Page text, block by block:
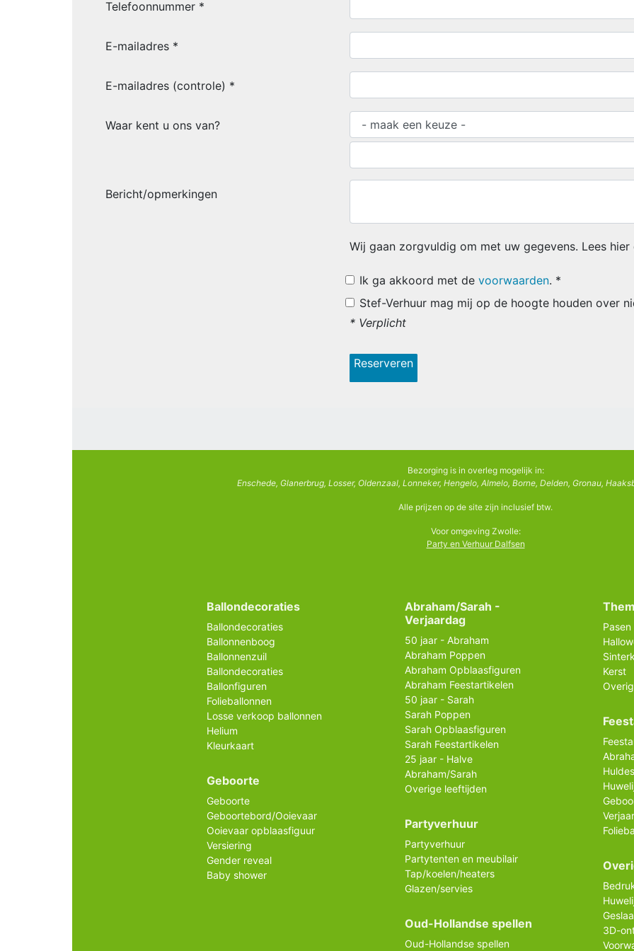
Telefoonnummer *
E-mailadres *
E-mailadres (controle) *
Waar kent u ons van?
Bericht/opmerkingen
Wij gaan zorgvuldig om met uw gegevens. Lees
Ik ga akkoord met de voorwaarden. *
Stef-Verhuur mag mij op de hoogte houden over
* Verplicht
Reserveren
Bezorging is in overleg mogelijk in:
Enschede, Glanerbrug, Losser, Oldenzaal, Lonneker, Hengelo, Almelo, Borne, Delden, Gronau,
Alle prijzen op de site zijn inclusief btw.
Voor omgeving Zwolle:
Party en Verhuur Dalfsen
Ballondecoraties
Ballondecoraties
Ballonnenboog
Ballonnenzuil
Ballondecoraties
Ballonfiguren
Folieballonnen
Losse verkoop ballonnen
Helium
Kleurkaart
Geboorte
Geboorte
Geboortebord/Ooievaar
Ooievaar opblaasfiguur
Versiering
Gender reveal
Baby shower
Abraham/Sarah -
Verjaardag
50 jaar - Abraham
Abraham Poppen
Abraham Opblaasfiguren
Abraham Feestartikelen
50 jaar - Sarah
Sarah Poppen
Sarah Opblaasfiguren
Sarah Feestartikelen
25 jaar - Halve
Abraham/Sarah
Overige leeftijden
Partyverhuur
Partyverhuur
Partytenten en meubilair
Tap/koelen/heaters
Glazen/servies
Oud-Hollandse spellen
Oud-Hollandse spellen
Pasen
Kerst
Overig
3D-